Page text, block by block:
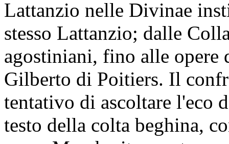
Lattanzio nelle Divinae
stesso Lattanzio; dalle
agostiniani, fino alle
Gilberto di Poitiers. Il
tentativo di ascoltare l'eco
testo della colta beghina,